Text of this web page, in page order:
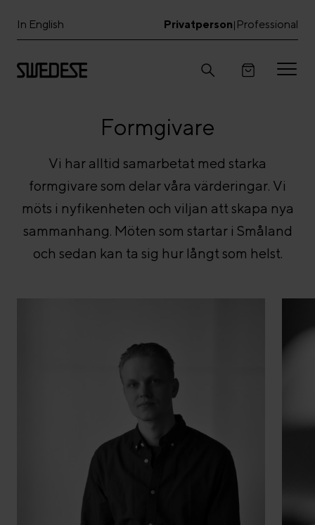
In English Privatperson| Professional
Formgivare
Vi har alltid samarbetat med starka
formgivare som delar våra värderingar. Vi
möts i nyfikenheten och viljan att skapa nya
sammanhang. Möten som startar i Småland
och sedan kan ta sig hur långt som helst.